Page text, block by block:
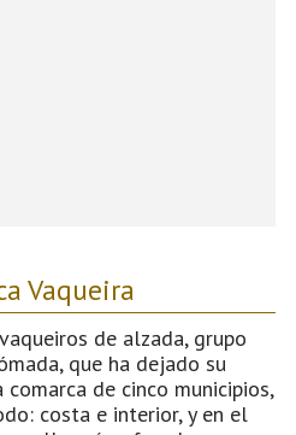
Vaqueira
de alzada, grupo
que ha dejado su
de cinco municipios,
costa e interior, y en el